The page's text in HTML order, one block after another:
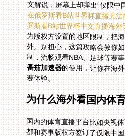
文解说，屏幕上却弹出“仅限中
在俄罗斯看B站世界杯直播无法
罗斯看B站世界杯中文直播海外
制，流畅观看NBA、足球等赛
番茄加速器的使用，让你在海
赛体验。
为什么海外看国内体
国内的体育直播平台比如央视
都和赛事版权方签订了仅限中
你在海外访问这些平台时，服
果不是国内IP，就会拒绝访问
世界杯中文解说仅限中国大陆
杯直播无法播放的原因。想要
法就是通过回国加速器，把你